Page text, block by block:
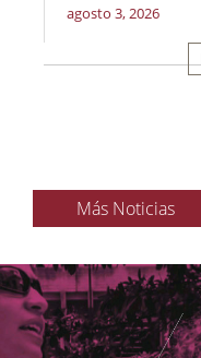
agosto 3, 2026
Más Noticias